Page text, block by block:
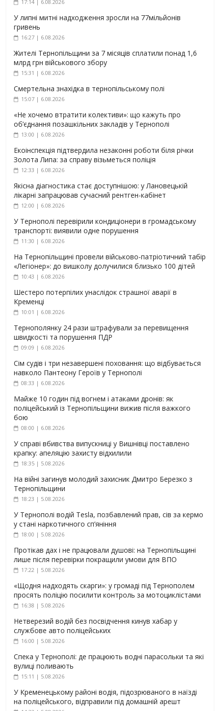
17:14 | 6.08.2026
У липні митні надходження зросли на 77мільйонів
гривень
16:27 | 6.08.2026
Жителі Тернопільщини за 7 місяців сплатили понад 1,6
млрд грн військового збору
15:31 | 6.08.2026
Смертельна знахідка в тернопільському полі
15:07 | 6.08.2026
«Не хочемо втратити колективи»: що кажуть про
об’єднання позашкільних закладів у Тернополі
13:00 | 6.08.2026
Екоінспекція підтвердила незаконні роботи біля річки
Золота Липа: за справу візьметься поліція
12:33 | 6.08.2026
Якісна діагностика стає доступнішою: у Лановецькій
лікарні запрацював сучасний рентген-кабінет
12:00 | 6.08.2026
У Тернополі перевірили кондиціонери в громадському
транспорті: виявили одне порушення
11:30 | 6.08.2026
На Тернопільщині провели військово-патріотичний табір
«Легіонер»: до вишколу долучилися близько 100 дітей
10:43 | 6.08.2026
Шестеро потерпілих унаслідок страшної аварії в
Кременці
10:01 | 6.08.2026
Тернополянку 24 рази штрафували за перевищення
швидкості та порушення ПДР
09:09 | 6.08.2026
Сім судів і три незавершені поховання: що відбувається
навколо Пантеону Героїв у Тернополі
08:33 | 6.08.2026
Майже 10 годин під вогнем і атаками дронів: як
поліцейський із Тернопільщини вижив після важкого
бою
08:00 | 6.08.2026
У справі вбивства випускниці у Вишнівці поставлено
крапку: апеляцію захисту відхилили
18:35 | 5.08.2026
На війні загинув молодий захисник Дмитро Березко з
Тернопільщини
18:23 | 5.08.2026
У Тернополі водій Tesla, позбавлений прав, сів за кермо
у стані наркотичного сп’яніння
18:00 | 5.08.2026
Протікав дах і не працювали душові: на Тернопільщині
лише після перевірки покращили умови для ВПО
17:22 | 5.08.2026
«Щодня надходять скарги»: у громаді під Тернополем
просять поліцію посилити контроль за мотоциклістами
16:38 | 5.08.2026
Нетверезий водій без посвідчення кинув хабар у
службове авто поліцейських
16:00 | 5.08.2026
Спека у Тернополі: де працюють водні парасольки та які
вулиці поливають
15:11 | 5.08.2026
У Кременецькому районі водія, підозрюваного в наїзді
на поліцейського, відправили під домашній арешт